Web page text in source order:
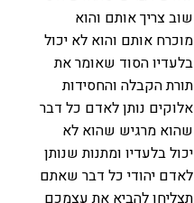
שוב צריך אותם והוא
מוכרח אותם והוא לא יכול
בלעדיו הסוד שאומר את
תורת הקבלה והחסידות
אלוקים נותן לאדם כל דבר
שהוא מרגיש שהוא לא
יכול בלעדיו ומתנות שנותן
לאדם יהודי כל דבר שאתם
תצליחו להביא את עצמכם